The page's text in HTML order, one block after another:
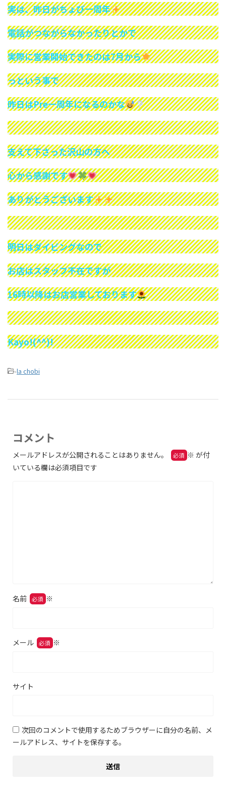
実は、昨日がちょび一周年
電話がつながらなかったりとかで
実際に営業開始できたのは7月から
っという事で
昨日はPre一周年になるのかな
支えて下さった沢山の方へ
心から感謝です
ありがとうございます
明日はダイビングなので
お店はスタッフ不在ですが
16時以降はお店営業しております
Kayo!(^^)!
-la chobi
コメント
メールアドレスが公開されることはありません。 ※ が付
いている欄は必須項目です
名前 ※
メール ※
サイト
次回のコメントで使用するためブラウザーに自分の名前、メ
ールアドレス、サイトを保存する。